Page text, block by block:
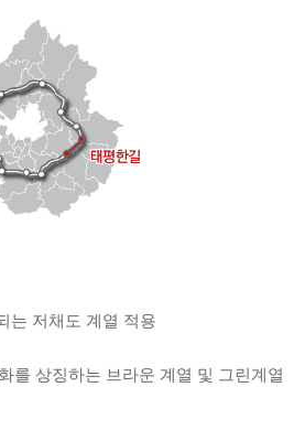
는 저채도 계열 적용
를 상징하는 브라운 계열 및 그린계열